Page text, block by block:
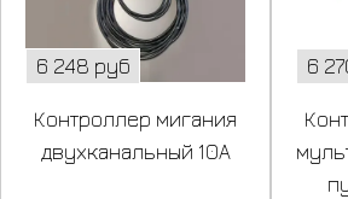
6 248 руб
Контроллер мигания
двухканальный 10А
6